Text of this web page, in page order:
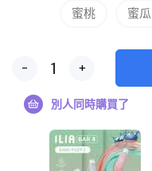
蜜桃
蜜瓜
- +
別人同時購買了